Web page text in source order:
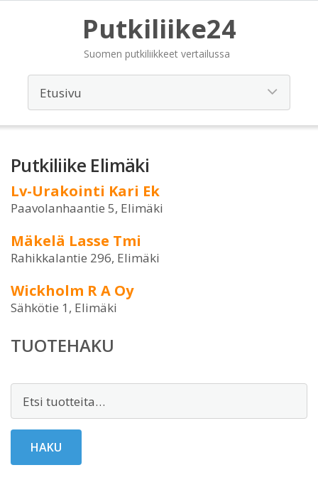
Putkiliike24
Suomen putkiliikkeet vertailussa
Putkiliike Elimäki
Lv-Urakointi Kari Ek
Paavolanhaantie 5, Elimäki
Mäkelä Lasse Tmi
Rahikkalantie 296, Elimäki
Wickholm R A Oy
Sähkötie 1, Elimäki
TUOTEHAKU
HAKU